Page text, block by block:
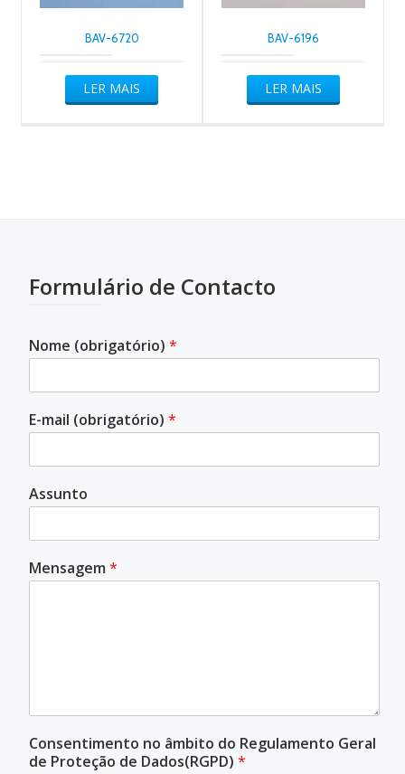
BAV-6720
LER MAIS
BAV-6196
LER MAIS
Formulário de Contacto
Nome (obrigatório) *
E-mail (obrigatório) *
Assunto
Mensagem *
Consentimento no âmbito do Regulamento Geral
de Proteção de Dados(RGPD) *